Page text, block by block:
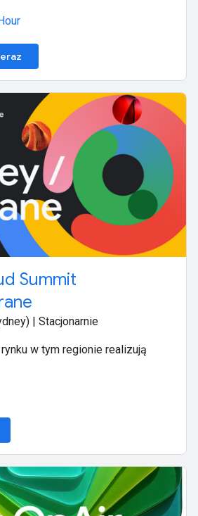
Summit
| Stacjonarnie
w tym regionie realizują